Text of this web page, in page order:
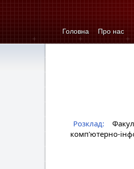
Головна Про нас
Розклад:
комп'ютерно-